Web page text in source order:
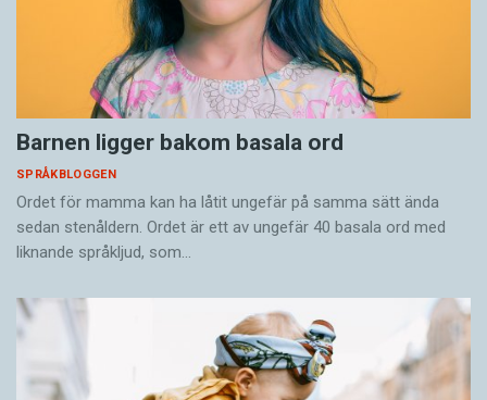
Barnen ligger bakom basala ord
SPRÅKBLOGGEN
Ordet för mamma kan ha låtit ungefär på samma sätt ända
sedan stenåldern. Ordet är ett av ungefär 40 basala ord med
liknande språkljud, som…